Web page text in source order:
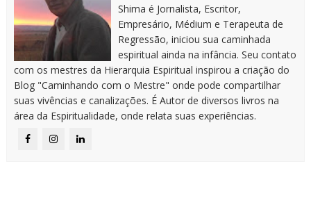
Shima é Jornalista, Escritor,
Empresário, Médium e Terapeuta de
Regressão, iniciou sua caminhada
espiritual ainda na infância. Seu contato
com os mestres da Hierarquia Espiritual inspirou a criação do
Blog "Caminhando com o Mestre" onde pode compartilhar
suas vivências e canalizações. É Autor de diversos livros na
área da Espiritualidade, onde relata suas experiências.